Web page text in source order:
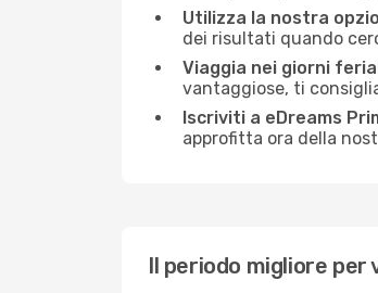
Utilizza la nostra
dei risultati quando
Viaggia nei giorni
vantaggiose, ti
Iscriviti a eDreams
approfitta ora della
Il periodo migliore